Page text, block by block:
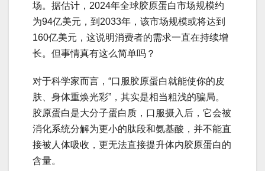
场。据估计，2024年全球胶原蛋白市场规模约
为94亿美元，到2033年，该市场规模或将达到
160亿美元，这说明消费者的需求一直在持续增
长。但事情真有这么简单吗？
对于科学家而言，“口服胶原蛋白就能使你的皮
肤、身体重焕光彩”，其实是相当粗浅的骗局。
胶原蛋白是大分子蛋白质，口服摄入后，它会被
消化系统分解为更小的肽段和氨基酸，并不能直
接被人体吸收，更无法直接提升体内胶原蛋白的
含量。